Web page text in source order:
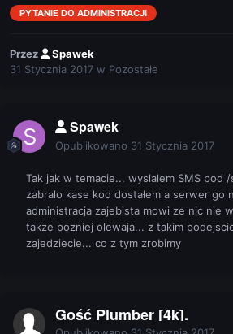
PYTANIE DO ADMINISTRACJI
Przez
Spawek
31 Stycznia 2017 w Pozostałe
Spawek
Opublikowano 31 Stycznia 2017
Tak jak w temacie... wyslalem SMS pod
zabralo kase kod dostałem a serwer go
administracja zajebista mowi ze nic nie
takze pozniej olewaja... z takim
zajedziecie... co z tym zrobimy
Gość Plumber [4k].